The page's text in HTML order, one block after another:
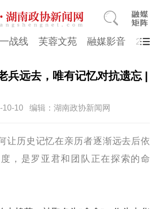
战线 芙蓉文苑 融媒影音
兵远去，唯有记忆对抗遗忘 |
10-10 编辑：湖南政协新闻网
让历史记忆在亲历者逐渐远去后依
，是罗亚君和团队正在探索的命